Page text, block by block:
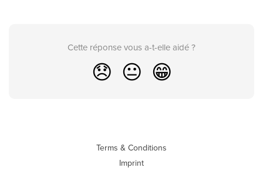
Cette réponse vous a-t-elle aidé ?
😞 😐 😁
Terms & Conditions
Imprint